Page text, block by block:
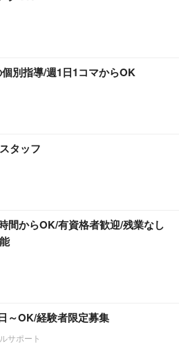
別指導/週1日1コマからOK
タッフ
間からOK/有資格者歓迎/残業なし
～OK/経験者限定募集
サポート